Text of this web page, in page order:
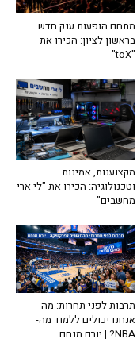
מתחם הופעות ענק חדש
בראשון לציון: הכירו את
"toX"
מקצוענות, אמינות
וטכנולוגיה: הכירו את "לי ארי
מחשבים"
תרבות לפני תחרות: מה
אנחנו יכולים ללמוד מה-
NBA? | יורם מנחם